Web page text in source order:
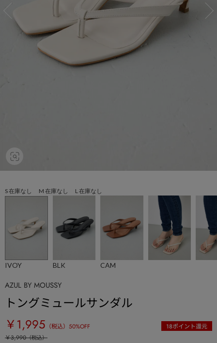
S 在庫なし M 在庫なし L 在庫なし
IVOY BLK CAM
AZUL BY MOUSSY
トングミュールサンダル
￥1,995 （税込） 50%OFF 18ポイント還元
￥3,990（税込）